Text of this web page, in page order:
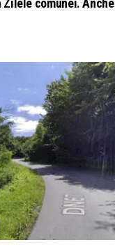
Zilele comunei.